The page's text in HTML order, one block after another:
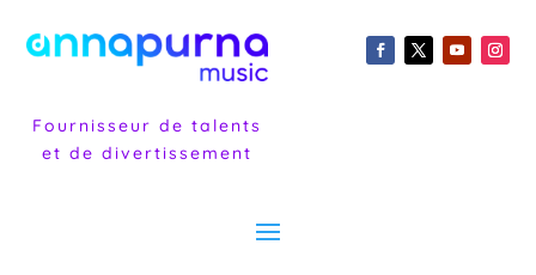
Fournisseur de talents
et de divertissement